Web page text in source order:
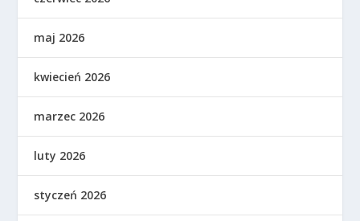
maj 2026
kwiecień 2026
marzec 2026
luty 2026
styczeń 2026